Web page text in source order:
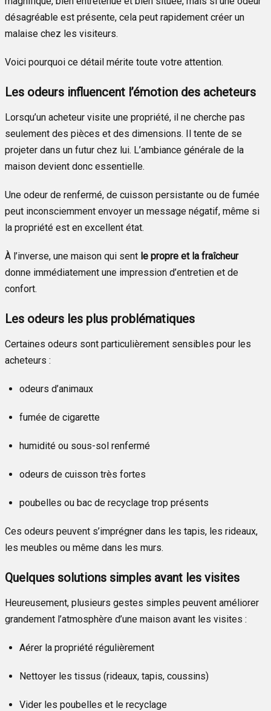
désagréable est présente, cela peut rapidement créer un
malaise chez les visiteurs.
Voici pourquoi ce détail mérite toute votre attention.
Les odeurs influencent l’émotion des acheteurs
Lorsqu’un acheteur visite une propriété, il ne cherche pas
seulement des pièces et des dimensions. Il tente de se
projeter dans un futur chez lui. L’ambiance générale de la
maison devient donc essentielle.
Une odeur de renfermé, de cuisson persistante ou de fumée
peut inconsciemment envoyer un message négatif, même si
la propriété est en excellent état.
À l’inverse, une maison qui sent le propre et la fraîcheur
donne immédiatement une impression d’entretien et de
confort.
Les odeurs les plus problématiques
Certaines odeurs sont particulièrement sensibles pour les
acheteurs :
odeurs d’animaux
fumée de cigarette
humidité ou sous-sol renfermé
odeurs de cuisson très fortes
poubelles ou bac de recyclage trop présents
Ces odeurs peuvent s’imprégner dans les tapis, les rideaux,
les meubles ou même dans les murs.
Quelques solutions simples avant les visites
Heureusement, plusieurs gestes simples peuvent améliorer
grandement l’atmosphère d’une maison avant les visites :
Aérer la propriété régulièrement
Nettoyer les tissus (rideaux, tapis, coussins)
Vider les poubelles et le recyclage